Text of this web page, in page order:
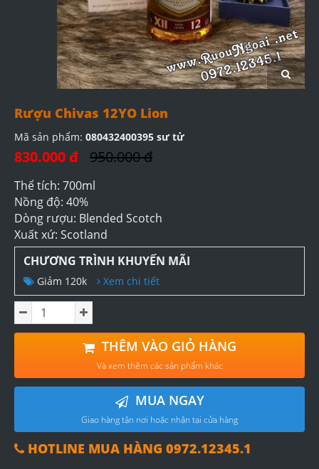
Rượu Chivas 12YO Lion
Mã sản phẩm: 080432400395 sư tử
830.000 đ 950.000 đ
Thể tích: 700ml
Nồng độ: 40%
Dòng rượu: Blended Scotch
Xuất xứ: Scotland
CHƯƠNG TRÌNH KHUYẾN MÃI
Giảm 120k Xem chi tiết
THÊM VÀO GIỎ HÀNG
Và xem thêm các sản phẩm khác
MUA NGAY
Giao hàng tận nơi hoặc nhận tại cửa hàng
HOTLINE MUA HÀNG 0972.12345.1